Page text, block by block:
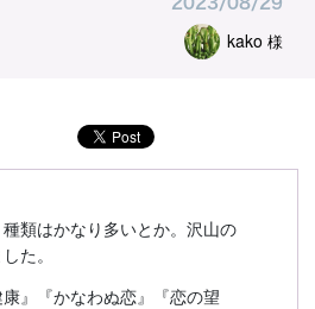
員登録/ログイン
kako 様
類はかなり多いとか。沢山の
た。
康』『かなわぬ恋』『恋の望